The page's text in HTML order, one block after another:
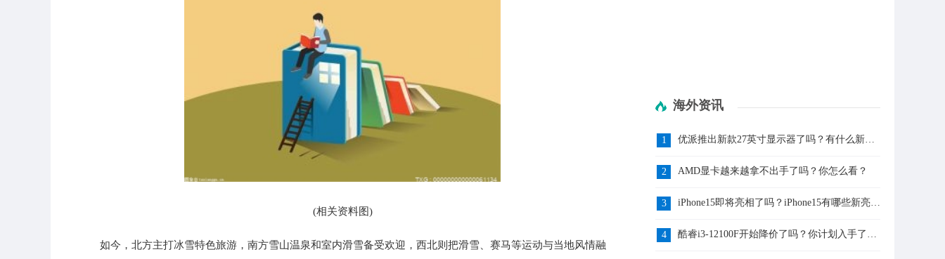
(相关资料图)
如今，北方主打冰雪特色旅游，南方雪山温泉和室内滑雪备受欢迎，西北则把滑雪、赛马等运动与当地风情融
海外资讯
1
优派推出新款27英寸显示器了吗？有什么新亮
2
AMD显卡越来越拿不出手了吗？你怎么看？
3
iPhone15即将亮相了吗？iPhone15有哪些新亮点
4
酷睿i3-12100F开始降价了吗？你计划入手了